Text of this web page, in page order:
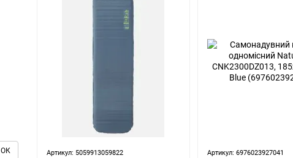
Артикул: 5059913059822
Артикул: 6976023927041
ОК